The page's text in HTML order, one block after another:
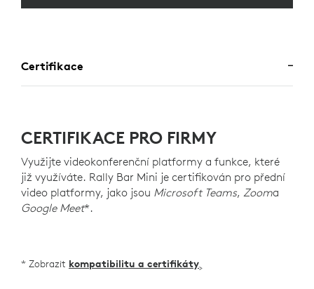
Certifikace
CERTIFIKACE PRO FIRMY
Využijte videokonferenční platformy a funkce, které
již využíváte. Rally Bar Mini je certifikován pro přední
video platformy, jako jsou Microsoft Teams, Zooma
Google Meet*.
* Zobrazit kompatibilitu a certifikáty>